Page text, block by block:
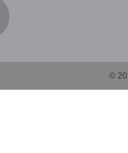
©